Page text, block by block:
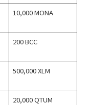
10,000 MONA
200 BCC
500,000 XLM
20,000 QTUM